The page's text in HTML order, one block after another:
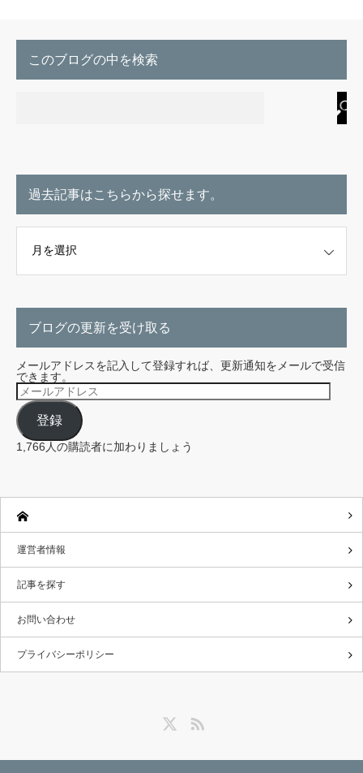
このブログの中を検索
過去記事はこちらから探せます。
ブログの更新を受け取る
メールアドレスを記入して登録すれば、更新通知をメールで受信
できます。
メ
ー
ル
ア
ド
レ
ス
登録
1,766人の購読者に加わりましょう
運営者情報
記事を探す
お問い合わせ
プライバシーポリシー